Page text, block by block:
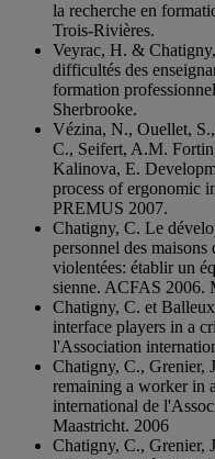
la recherche en
Trois-Rivières.
Veyrac, H. &
difficultés des
formation
Sherbrooke.
Vézina, N., Ouellet,
C., Seifert, A.M.
Kalinova, E.
process of ergonomic
PREMUS 2007.
Chatigny, C. Le
personnel des
violentées: établir un
sienne. ACFAS 2006.
Chatigny, C. et
interface players in a
l'Association
Chatigny, C., Grenier,
remaining a worker in
international de
Maastricht. 2006
Chatigny, C., Grenier,